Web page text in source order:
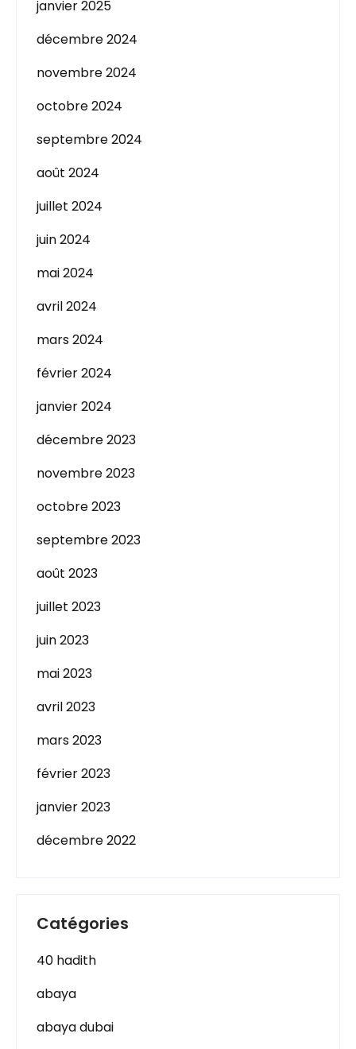
janvier 2025
décembre 2024
novembre 2024
octobre 2024
septembre 2024
août 2024
juillet 2024
juin 2024
mai 2024
avril 2024
mars 2024
février 2024
janvier 2024
décembre 2023
novembre 2023
octobre 2023
septembre 2023
août 2023
juillet 2023
juin 2023
mai 2023
avril 2023
mars 2023
février 2023
janvier 2023
décembre 2022
Catégories
40 hadith
abaya
abaya dubai